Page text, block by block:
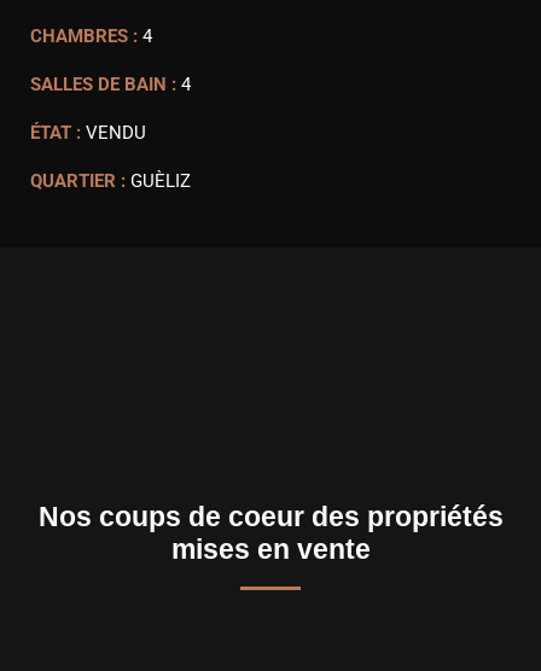
CHAMBRES : 4
SALLES DE BAIN : 4
ÉTAT : VENDU
QUARTIER : GUÈLIZ
Nos coups de coeur des propriétés
mises en vente